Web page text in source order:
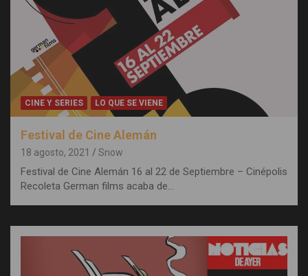
CINE Y SERIES LO QUE SE VIENE
Festival de Cine Alemán
18 agosto, 2021 Snow
Festival de Cine Alemán 16 al 22 de Septiembre – Cinépolis
Recoleta German films acaba de…